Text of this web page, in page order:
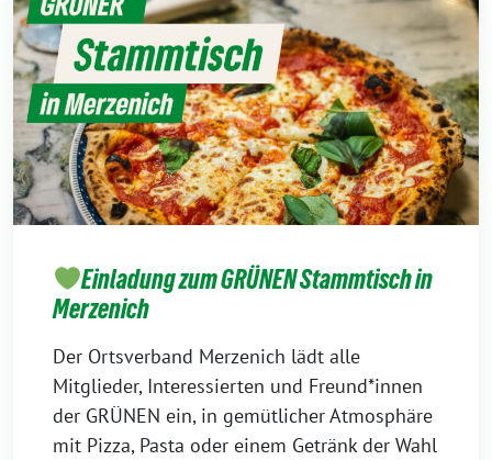
Einladung zum GRÜNEN Stammtisch in
Merzenich
Der Ortsverband Merzenich lädt alle
Mitglieder, Interessierten und Freund*innen
der GRÜNEN ein, in gemütlicher Atmosphäre
mit Pizza, Pasta oder einem Getränk der Wahl